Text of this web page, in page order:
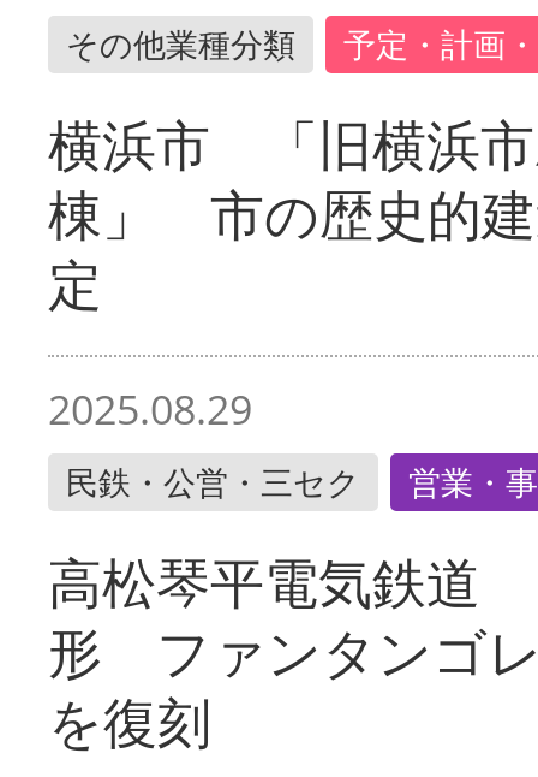
その他業種分類 予定・計画
横浜市 「旧横浜
棟」 市の歴史的
定
2025.08.29
民鉄・公営・三セク 営業・
高松琴平電気鉄道
形 ファンタンゴ
を復刻